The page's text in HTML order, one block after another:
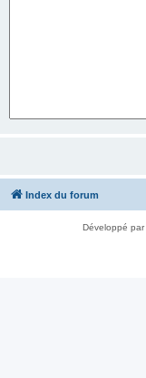
Index du forum
Développé par